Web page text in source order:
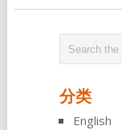
分类
English